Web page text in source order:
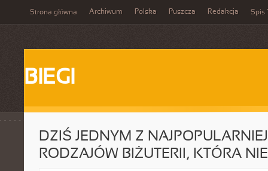
Strona główna Archiwum Polska Puszcza Redakcja Spis
BIEGI
DZIŚ JEDNYM Z
RODZAJÓW BIŻUTERII, KTÓRA